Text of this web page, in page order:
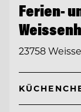
Ferien-
23758